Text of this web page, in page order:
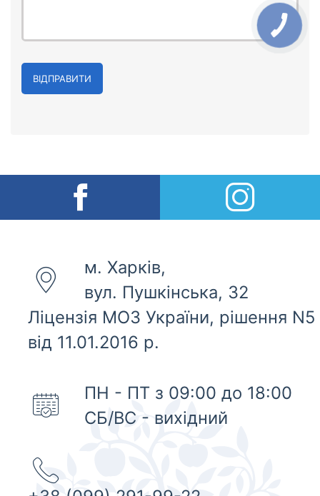
ВІДПРАВИТИ
м. Харків,
вул. Пушкінська, 32
Ліцензія МОЗ України, рішення N5
від 11.01.2016 р.
ПН - ПТ з 09:00 до 18:00
СБ/ВС - вихідний